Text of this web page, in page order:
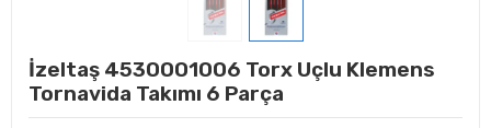
İzeltaş 4530001006 Torx Uçlu Klemens
Tornavida Takımı 6 Parça